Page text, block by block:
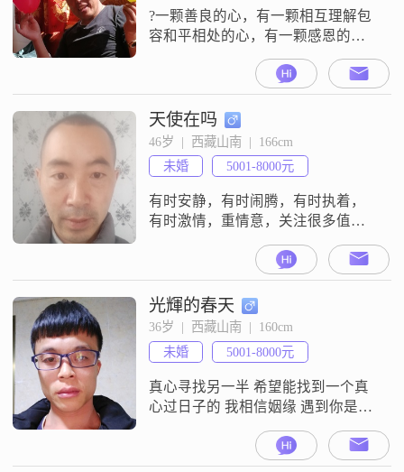
?一颗善良的心，有一颗相互理解包
容和平相处的心，有一颗感恩的
心，?一个诚信的人，那就是我！
天使在吗
46岁  |  西藏山南  |  166cm
未婚
5001-8000元
有时安静，有时闹腾，有时执着，
有时激情，重情意，关注很多值得
光輝的春天
36岁  |  西藏山南  |  160cm
未婚
5001-8000元
真心寻找另一半 希望能找到一个真
心过日子的 我相信姻缘 遇到你是我